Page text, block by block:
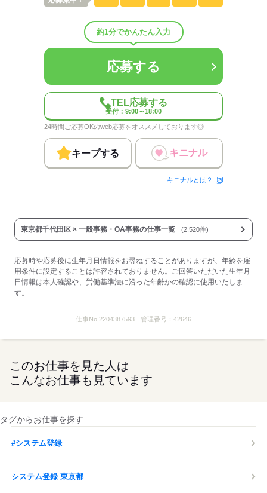
配属先部署：
（男7：女3）
平均年齢
メーカー関連
応募する
約1分でかんたん入力
応募する
TEL応募する
受付：9:00～18:00
24時間ご応募OKのweb応募をオススメしております◎
キープする キニナル
キニナルとは？
東京都千代田区 × 一般事務・OA事務の仕事一覧 (2,520件)
応募時や応募後に生年月日情報をお尋ねすることがありますが、年齢を雇
用条件に設定することは許容されておりません。ご回答いただいた生年月
日情報は本人確認や、労働基準法に沿った年齢かの確認に使用いたしま
す。
仕事No. 2204387593 管理番号： 42646
このお仕事を見た人は
こんなお仕事も見ています
タグからお仕事を探す
#システム登録
システム登録 東京都